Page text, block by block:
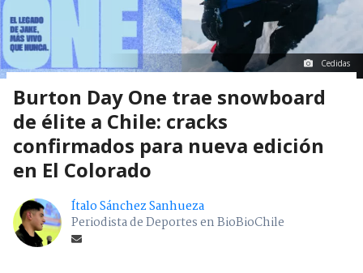
Cedidas
Burton Day One trae snowboard
de élite a Chile: cracks
confirmados para nueva edición
en El Colorado
Ítalo Sánchez Sanhueza
Periodista de Deportes en BioBioChile